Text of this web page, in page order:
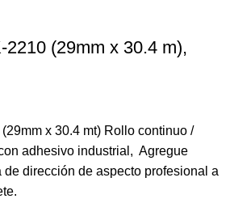
(29mm x 30.4 m),
x 30.4 mt) Rollo continuo /
adhesivo industrial, Agregue
dirección de aspecto profesional a